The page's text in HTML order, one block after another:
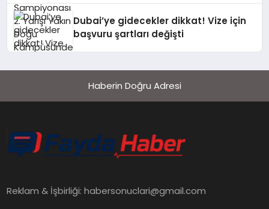
Dubai’ye gidecekler dikkat! Vize için
başvuru şartları değişti
Haberin Doğru Adresi
Reklam & İşbirliği:habersonuclari@gmail.com